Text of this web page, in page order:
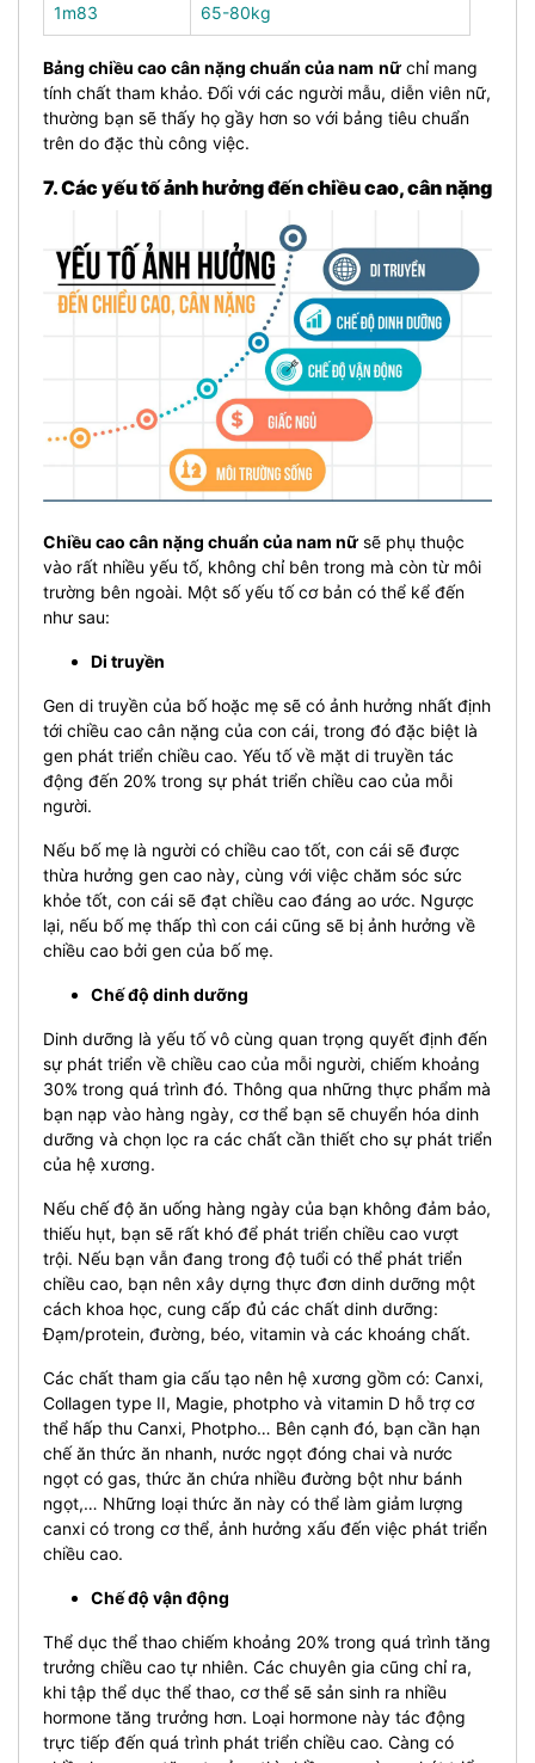
1m83 65-80kg
Bảng chiều cao cân nặng chuẩn của nam nữ chỉ mang
tính chất tham khảo. Đối với các người mẫu, diễn viên nữ,
thường bạn sẽ thấy họ gầy hơn so với bảng tiêu chuẩn
trên do đặc thù công việc.
7. Các yếu tố ảnh hưởng đến chiều cao, cân nặng
Chiều cao cân nặng chuẩn của nam nữ sẽ phụ thuộc
vào rất nhiều yếu tố, không chỉ bên trong mà còn từ môi
trường bên ngoài. Một số yếu tố cơ bản có thể kể đến
như sau:
Di truyền
Gen di truyền của bố hoặc mẹ sẽ có ảnh hưởng nhất định
tới chiều cao cân nặng của con cái, trong đó đặc biệt là
gen phát triển chiều cao. Yếu tố về mặt di truyền tác
động đến 20% trong sự phát triển chiều cao của mỗi
người.
Nếu bố mẹ là người có chiều cao tốt, con cái sẽ được
thừa hưởng gen cao này, cùng với việc chăm sóc sức
khỏe tốt, con cái sẽ đạt chiều cao đáng ao ước. Ngược
lại, nếu bố mẹ thấp thì con cái cũng sẽ bị ảnh hưởng về
chiều cao bởi gen của bố mẹ.
Chế độ dinh dưỡng
Dinh dưỡng là yếu tố vô cùng quan trọng quyết định đến
sự phát triển về chiều cao của mỗi người, chiếm khoảng
30% trong quá trình đó. Thông qua những thực phẩm mà
bạn nạp vào hàng ngày, cơ thể bạn sẽ chuyển hóa dinh
dưỡng và chọn lọc ra các chất cần thiết cho sự phát triển
của hệ xương.
Nếu chế độ ăn uống hàng ngày của bạn không đảm bảo,
thiếu hụt, bạn sẽ rất khó để phát triển chiều cao vượt
trội. Nếu bạn vẫn đang trong độ tuổi có thể phát triển
chiều cao, bạn nên xây dựng thực đơn dinh dưỡng một
cách khoa học, cung cấp đủ các chất dinh dưỡng:
Đạm/protein, đường, béo, vitamin và các khoáng chất.
Các chất tham gia cấu tạo nên hệ xương gồm có: Canxi,
Collagen type II, Magie, photpho và vitamin D hỗ trợ cơ
thể hấp thu Canxi, Photpho… Bên cạnh đó, bạn cần hạn
chế ăn thức ăn nhanh, nước ngọt đóng chai và nước
ngọt có gas, thức ăn chứa nhiều đường bột như bánh
ngọt,… Những loại thức ăn này có thể làm giảm lượng
canxi có trong cơ thể, ảnh hưởng xấu đến việc phát triển
chiều cao.
Chế độ vận động
Thể dục thể thao chiếm khoảng 20% ​​trong quá trình tăng
trưởng chiều cao tự nhiên. Các chuyên gia cũng chỉ ra,
khi tập thể dục thể thao, cơ thể sẽ sản sinh ra nhiều
hormone tăng trưởng hơn. Loại hormone này tác động
trực tiếp đến quá trình phát triển chiều cao. Càng có